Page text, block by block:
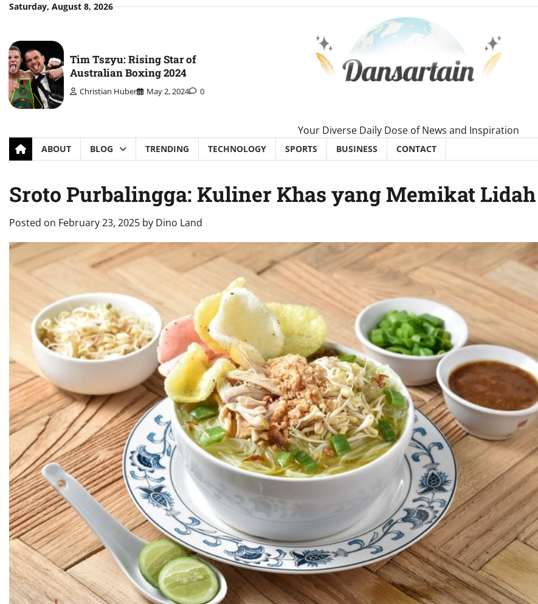
SkipSaturday, August 8, 2026
Tim Tszyu: Rising Star of
Australian Boxing 2024
Christian Huber May 2, 2024 0
Your Diverse Daily Dose of News and Inspiration
ABOUT BLOG TRENDING TECHNOLOGY SPORTS BUSINESS CONTACT
Sroto Purbalingga: Kuliner Khas yang Memikat Lidah
Posted on February 23, 2025 by Dino Land